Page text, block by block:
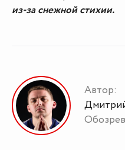
из-за снежной стихии.
Автор: